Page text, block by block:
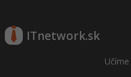
ITnetwork.sk